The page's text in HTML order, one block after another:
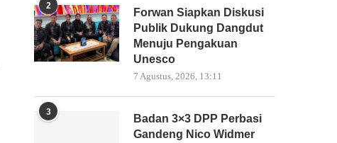
2
Forwan Siapkan Diskusi
Publik Dukung Dangdut
Menuju Pengakuan
Unesco
7 Agustus, 2026, 13:11
3
Badan 3×3 DPP Perbasi
Gandeng Nico Widmer